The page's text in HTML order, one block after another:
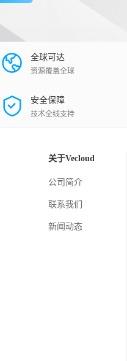
全球可达
资源覆盖全球
安全保障
技术全线支持
关于Vecloud
公司简介
联系我们
新闻动态